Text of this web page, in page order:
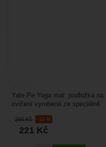
260Kč -15 %
221 Kč
Yate Pe Yoga mat: podložka na
cvičení vyrobená ze speciálně
100% recyklovatelná....